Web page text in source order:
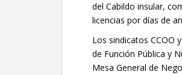
del Cabildo insular,
licencias por días de
Los sindicatos CCOO
de Función Pública y
Mesa General de